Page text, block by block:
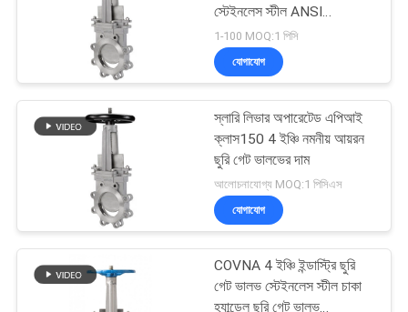
স্টেইনলেস স্টীল ANSI
বায়ুসংক্রান্ত ছুরি গেট ভালভ স্লারি
ছুরি গেট ভালভ
1-100 MOQ:1 পিসি
যোগাযোগ
স্লারি লিভার অপারেটেড এপিআই
ক্লাস150 4 ইঞ্চি নমনীয় আয়রন
ছুরি গেট ভালভের দাম
আলোচনাযোগ্য MOQ:1 পিসিএস
যোগাযোগ
COVNA 4 ইঞ্চি ইন্ডাস্ট্রি ছুরি
গেট ভালভ স্টেইনলেস স্টীল চাকা
হ্যান্ডেল ছুরি গেট ভালভ